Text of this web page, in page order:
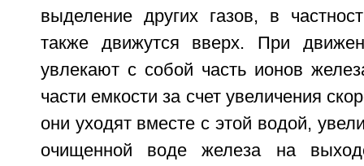
выделение других газов, в
также движутся вверх. При
увлекают с собой часть ионов
части емкости за счет увеличения
они уходят вместе с этой водой,
очищенной воде железа на